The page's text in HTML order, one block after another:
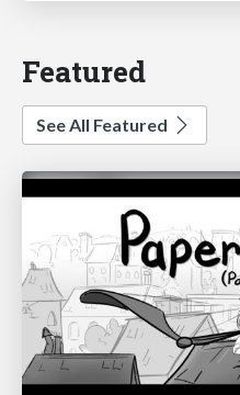
Featured
See All Featured